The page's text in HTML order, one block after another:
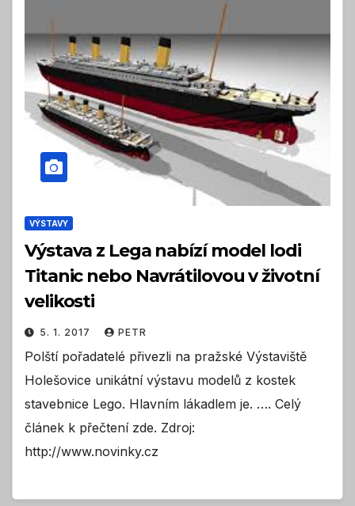
VÝSTAVY
Výstava z Lega nabízí model lodi
Titanic nebo Navrátilovou v životní
velikosti
5. 1. 2017 PETR
Polští pořadatelé přivezli na pražské Výstaviště
Holešovice unikátní výstavu modelů z kostek
stavebnice Lego. Hlavním lákadlem je. …. Celý
článek k přečtení zde. Zdroj:
http://www.novinky.cz